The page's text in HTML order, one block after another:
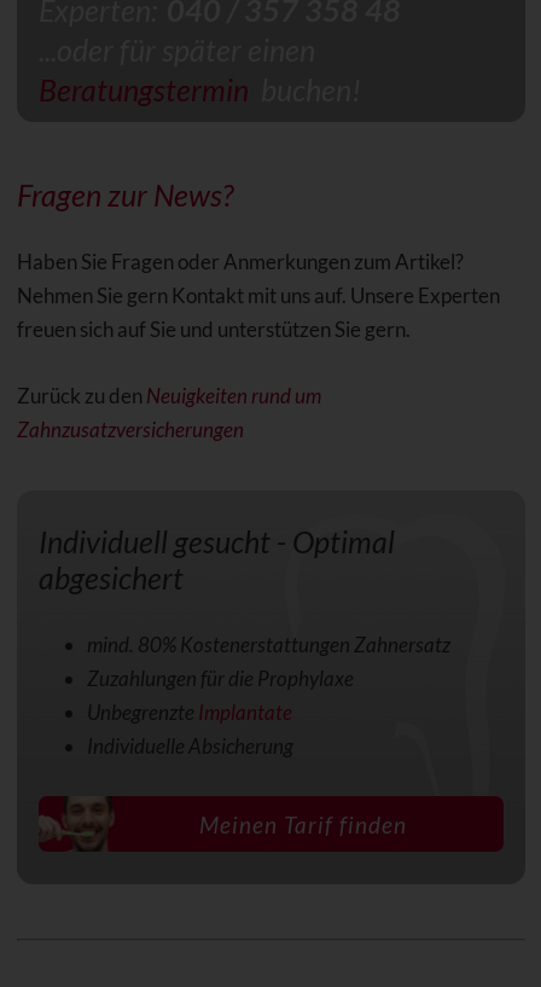
Beratungstermin
Fragen zur News?
Haben Sie Fragen oder Anmerkungen zum Artikel?
Nehmen Sie gern Kontakt mit uns auf. Unsere Experten
freuen sich auf Sie und unterstützen Sie gern.
Zurück zu den Neuigkeiten rund um
Zahnzusatzversicherungen
Individuell gesucht - Optimal
abgesichert
mind. 80% Kostenerstattungen Zahnersatz
Zuzahlungen für die Prophylaxe
Unbegrenzte Implantate
Individuelle Absicherung
Meinen Tarif finden